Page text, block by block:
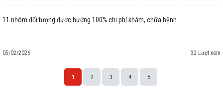
11 nhóm đối tượng được hưởng 100% chi phí khám, chữa bệnh
05/02/2026 32 Lượt xem
1 2 3 4 5